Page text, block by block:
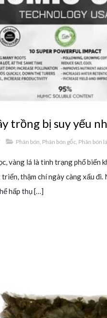
trồng bị suy yếu
Phân bón, Phân bón gốc, Phân bón lá
vàng lá là tình trạng phổ biến
thậm chí ngày càng xấu
hấp thụ […]